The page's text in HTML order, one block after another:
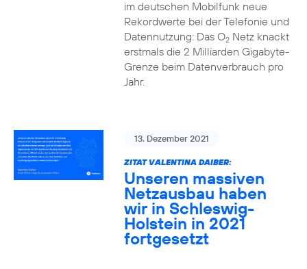
im deutschen Mobilfunk neue
Rekordwerte bei der Telefonie und
Datennutzung: Das O2Netz knackt
erstmals die 2 Milliarden Gigabyte-
Grenze beim Datenverbrauch pro
Jahr.
13. Dezember 2021
ZITAT VALENTINA DAIBER:
Unseren massiven
Netzausbau haben
wir in Schleswig-
Holstein in 2021
fortgesetzt